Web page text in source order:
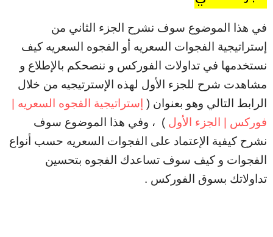
في هذا الموضوع سوف نشرح الجزء الثاني من
إستراتيجية الفجوات السعريه أو الفجوه السعريه كيف
نستخدمها في تداولات الفوركس و ننصحكم بالإطلاع و
مشاهدت شرح للجزء الأول لهذه الإسترتيجيه من خلال
الرابط التالي وهو بعنوان ( إستراتيجية الفجوه السعريه |
فوركس | الجزء الأول ) ، وفي هذا الموضوع سوف
نشرح كيفية الإعتماد على الفجوات السعريه حسب أنواع
الفجوات و كيف سوف تساعدك الفجوه بتحسين
تداولاتك بسوق الفوركس .